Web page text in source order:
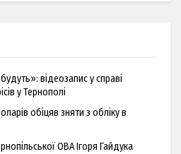
відеозапис у справі
у Тернополі
обіцяв зняти з обліку в
ОВА Ігоря Гайдука